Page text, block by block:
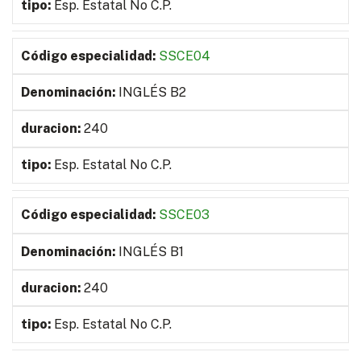
Esp. Estatal No C.P.
SSCE04
INGLÉS B2
240
Esp. Estatal No C.P.
SSCE03
INGLÉS B1
240
Esp. Estatal No C.P.